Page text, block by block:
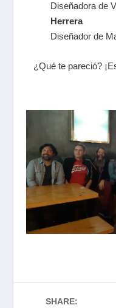
Diseñadora de
Herrera
Diseñador de
¿Qué te pareció?
SHARE: